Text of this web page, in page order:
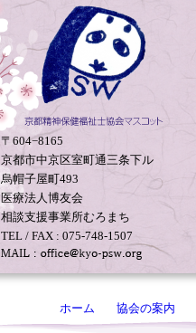
〒604−8165
京都市中京区室町通三条下ル
烏帽子屋町493
医療法人博友会
相談支援事業所むろまち
TEL / FAX : 075-748-1507
ホーム 協会の案内